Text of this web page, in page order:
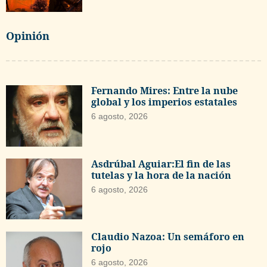
Opinión
Fernando Mires: Entre la nube
global y los imperios estatales
6 agosto, 2026
Asdrúbal Aguiar:El fin de las
tutelas y la hora de la nación
6 agosto, 2026
Claudio Nazoa: Un semáforo en
rojo
6 agosto, 2026